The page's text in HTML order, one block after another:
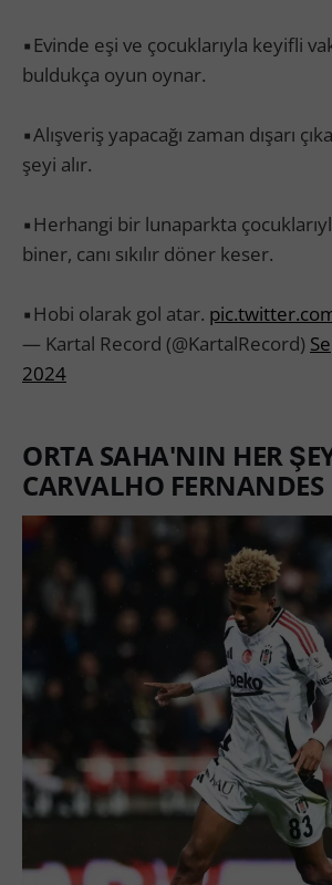
▪️Evinde eşi ve çocuklarıyla keyifli
buldukça oyun oynar.
▪️Alışveriş yapacağı zaman dışarı
şeyi alır.
▪️Herhangi bir lunaparkta
biner, canı sıkılır döner keser.
▪️Hobi olarak gol atar.
— Kartal Record (@KartalRecord)
2024
ORTA SAHA'NIN HER
CARVALHO FERNANDES